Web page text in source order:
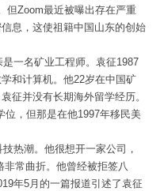
但Zoom最近被曝出存在严重
息，这使祖籍中国山东的创始
一名矿业工程师。袁征1987
和计算机。他22岁在中国矿
征并没有长期海外留学经历。
位，但那是在他1997年移民美
热潮。他很想开一家公司，
非常曲折。他曾经被拒签八
年5月的一篇报道引述了袁征